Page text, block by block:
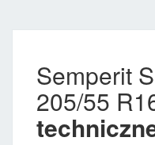
Semperit
205/55